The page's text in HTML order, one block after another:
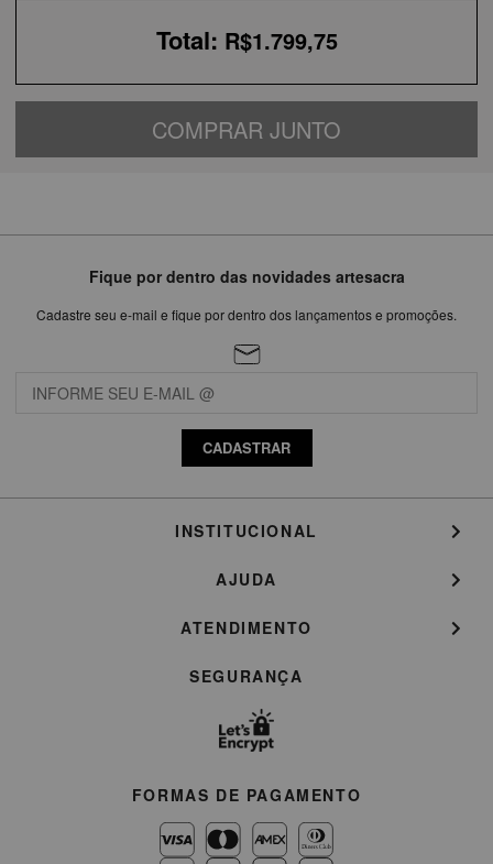
Total: R$1.799,75
COMPRAR JUNTO
Fique por dentro das novidades artesacra
Cadastre seu e-mail e fique por dentro dos lançamentos e promoções.
CADASTRAR
INSTITUCIONAL
AJUDA
ATENDIMENTO
SEGURANÇA
FORMAS DE PAGAMENTO